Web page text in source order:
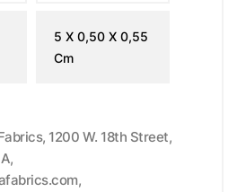
5 X 0,50 X 0,55
Cm
1200 W. 18th Street,